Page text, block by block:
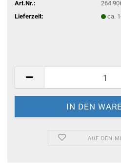
Art.Nr.:
264
Lieferzeit:
ca.
AUF DEN